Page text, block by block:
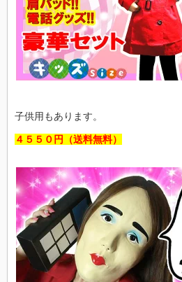
子供用もあります。
４５５０円（送料無料）